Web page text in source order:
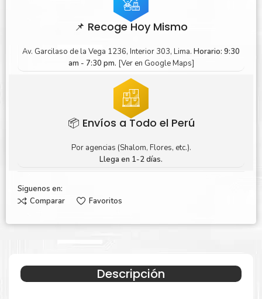
📌 Recoge Hoy Mismo
Av. Garcilaso de la Vega 1236, Interior 303, Lima. Horario: 9:30
am - 7:30 pm. [Ver en Google Maps]
📦 Envíos a Todo el Perú
Por agencias (Shalom, Flores, etc.).
Llega en 1-2 días.
Siguenos en:
Comparar
Favoritos
Descripción